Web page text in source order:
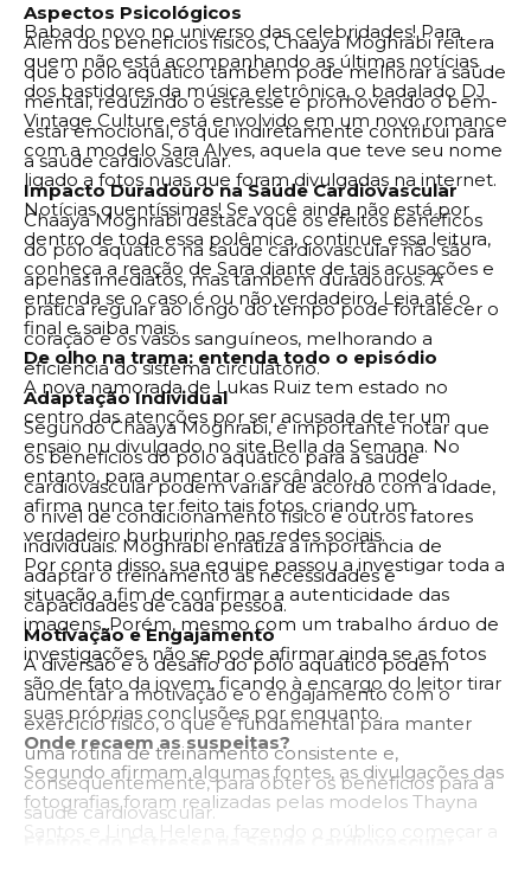
Aspectos Psicológicos
Além dos benefícios físicos, Chaaya Moghrabi reitera
que o pólo aquático também pode melhorar a saúde
mental, reduzindo o estresse e promovendo o bem-
estar emocional, o que indiretamente contribui para
a saúde cardiovascular.
Impacto Duradouro na Saúde Cardiovascular
Chaaya Moghrabi destaca que os efeitos benéficos
do pólo aquático na saúde cardiovascular não são
apenas imediatos, mas também duradouros. A
prática regular ao longo do tempo pode fortalecer o
coração e os vasos sanguíneos, melhorando a
eficiência do sistema circulatório.
Adaptação Individual
Segundo Chaaya Moghrabi, é importante notar que
os benefícios do pólo aquático para a saúde
cardiovascular podem variar de acordo com a idade,
o nível de condicionamento físico e outros fatores
individuais. Moghrabi enfatiza a importância de
adaptar o treinamento às necessidades e
capacidades de cada pessoa.
Motivação e Engajamento
A diversão e o desafio do pólo aquático podem
aumentar a motivação e o engajamento com o
exercício físico, o que é fundamental para manter
uma rotina de treinamento consistente e,
consequentemente, para obter os benefícios para a
saúde cardiovascular.
Babado novo no universo das celebridades! Para
quem não está acompanhando as últimas notícias
dos bastidores da música eletrônica, o badalado DJ
Vintage Culture está envolvido em um novo romance
com a modelo Sara Alves, aquela que teve seu nome
ligado a fotos nuas que foram divulgadas na internet.
Notícias quentíssimas! Se você ainda não está por
dentro de toda essa polêmica, continue essa leitura,
conheça a reação de Sara diante de tais acusações e
entenda se o caso é ou não verdadeiro. Leia até o
final e saiba mais.
De olho na trama: entenda todo o episódio
A nova namorada de Lukas Ruiz tem estado no
centro das atenções por ser acusada de ter um
ensaio nu divulgado no site Bella da Semana. No
entanto, para aumentar o escândalo, a modelo
afirma nunca ter feito tais fotos, criando um
verdadeiro burburinho nas redes sociais.
Por conta disso, sua equipe passou a investigar toda a
situação a fim de confirmar a autenticidade das
imagens. Porém, mesmo com um trabalho árduo de
investigações, não se pode afirmar ainda se as fotos
são de fato da jovem, ficando à encargo do leitor tirar
suas próprias conclusões por enquanto.
Onde recaem as suspeitas?
Segundo afirmam algumas fontes, as divulgações das
fotografias foram realizadas pelas modelos Thayna
Santos e Linda Helena, fazendo o público começar a